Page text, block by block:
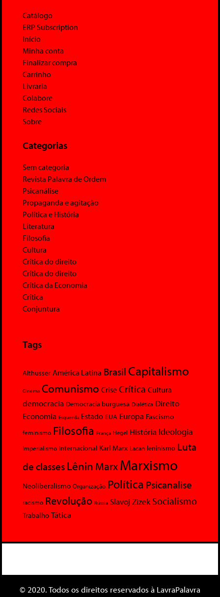
Catálogo
ERP Subscription
Início
Minha conta
Finalizar compra
Carrinho
Livraria
Colabore
Redes Sociais
Sobre
Categorias
Sem categoria
Revista Palavra de Ordem
Psicanálise
Propaganda e agitação
Política e História
Literatura
Filosofia
Cultura
Crítica do direito
Crítica do direito
Crítica da Economia
Crítica
Conjuntura
Tags
Althusser América Latina Brasil Capitalismo
Cinema Comunismo Crise Crítica Cultura
democracia Democracia burguesa Dialética Direito
Economia Esquerda Estado EUA Europa Fascismo
feminismo Filosofia França Hegel História Ideologia
Imperialismo Internacional Karl Marx Lacan leninismo Luta
de classesLênin MarxMarxismo
Neoliberalismo Organização Política Psicanalise
racismo Revolução Rússia Slavoj Zizek Socialismo
Trabalho Tática
© 2020. Todos os direitos reservados à LavraPalavra